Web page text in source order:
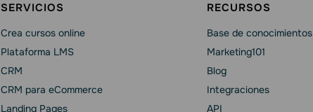
SERVICIOS
Crea cursos online
Plataforma LMS
CRM
CRM para eCommerce
Landing Pages
RECURSOS
Base de conocimientos
Marketing101
Blog
Integraciones
API